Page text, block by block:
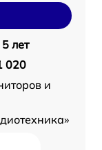
5 лет
020
и